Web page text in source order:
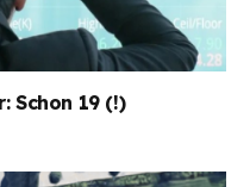
Schon 19 (!)